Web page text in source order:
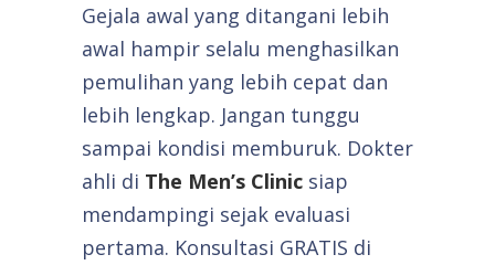
Gejala awal yang ditangani lebih
awal hampir selalu menghasilkan
pemulihan yang lebih cepat dan
lebih lengkap. Jangan tunggu
sampai kondisi memburuk. Dokter
ahli di The Men’s Clinic siap
mendampingi sejak evaluasi
pertama. Konsultasi GRATIS di